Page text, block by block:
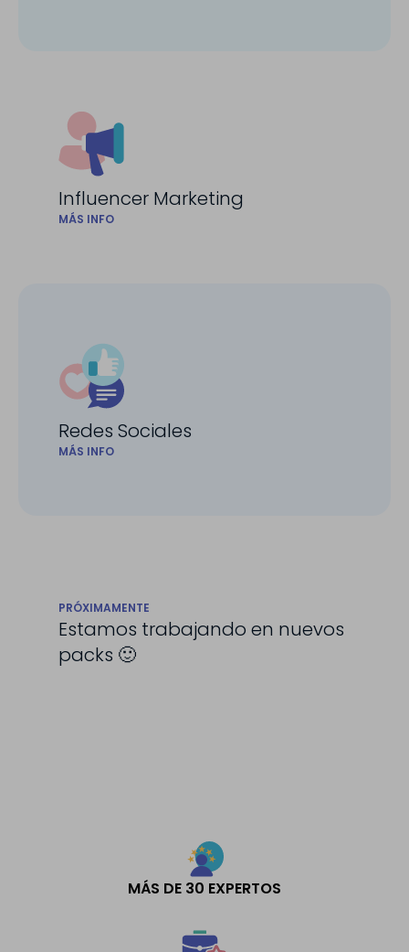
Influencer Marketing
MÁS INFO
Redes Sociales
MÁS INFO
PRÓXIMAMENTE
Estamos trabajando en nuevos
packs 🙂
MÁS DE 30 EXPERTOS